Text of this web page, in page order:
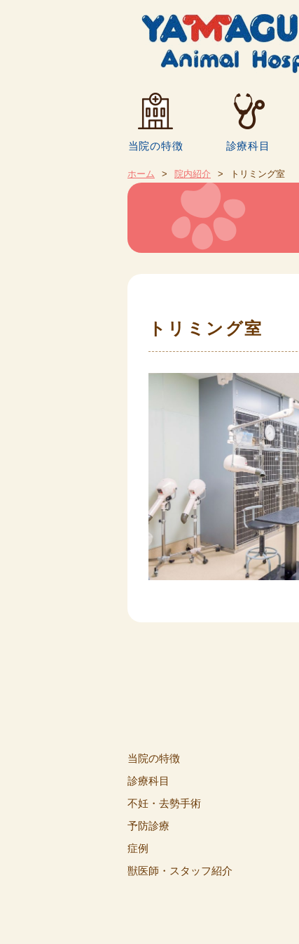
当院の特徴 診療科目
ホーム > 院内紹介 > トリミング室
トリミング室
当院の特徴
診療科目
不妊・去勢手術
予防診療
症例
獣医師・スタッフ紹介